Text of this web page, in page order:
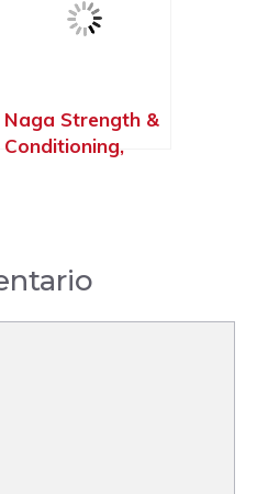
Naga Strength &
Conditioning,